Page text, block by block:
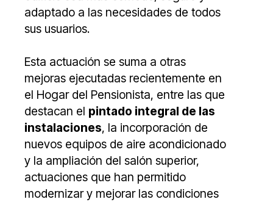
adaptado a las necesidades de todos
sus usuarios.
Esta actuación se suma a otras
mejoras ejecutadas recientemente en
el Hogar del Pensionista, entre las que
destacan el pintado integral de las
instalaciones, la incorporación de
nuevos equipos de aire acondicionado
y la ampliación del salón superior,
actuaciones que han permitido
modernizar y mejorar las condiciones